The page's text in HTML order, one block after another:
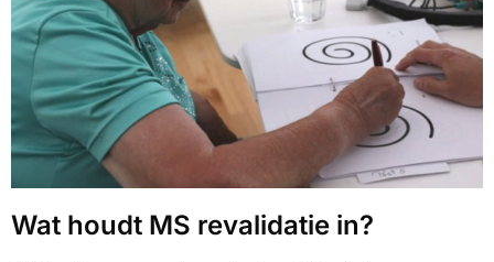
Wat houdt MS revalidatie in?